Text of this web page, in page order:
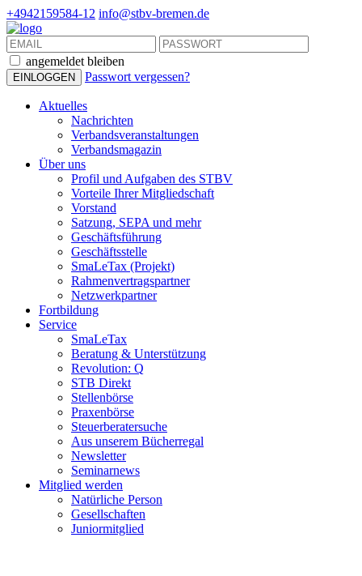
+4942159584-12 info@stbv-bremen.de
angemeldet bleiben
Passwort vergessen?
Aktuelles
Nachrichten
Verbandsveranstaltungen
Verbandsmagazin
Über uns
Profil und Aufgaben des STBV
Vorteile Ihrer Mitgliedschaft
Vorstand
Satzung, SEPA und mehr
Geschäftsführung
Geschäftsstelle
SmaLeTax (Projekt)
Rahmenvertragspartner
Netzwerkpartner
Fortbildung
Service
SmaLeTax
Beratung & Unterstützung
Revolution: Q
STB Direkt
Stellenbörse
Praxenbörse
Steuerberatersuche
Aus unserem Bücherregal
Newsletter
Seminarnews
Mitglied werden
Natürliche Person
Gesellschaften
Juniormitglied